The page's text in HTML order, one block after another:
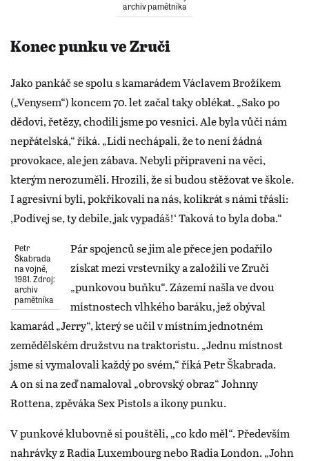
archiv pamětníka
Konec punku ve Zruči
Jako pankáč se spolu s kamarádem Václavem Brožíkem
(„Venysem“) koncem 70. let začal taky oblékat. „Sako po
dědovi, řetězy, chodili jsme po vesnici. Ale byla vůči nám
nepřátelská,“ říká. „Lidi nechápali, že to není žádná
provokace, ale jen zábava. Nebyli připraveni na věci,
kterým nerozuměli. Hrozili, že si budou stěžovat ve škole.
I agresivní byli, pokřikovali na nás, kolikrát s námi třásli:
‚Podívej se, ty debile, jak vypadáš!‘ Taková to byla doba.“
Petr
Škabrada
na vojně,
1981. Zdroj:
archiv
pamětníka
Pár spojenců se jim ale přece jen podařilo
získat mezi vrstevníky a založili ve Zruči
„punkovou buňku“. Zázemí našla ve dvou
místnostech vlhkého baráku, jež obýval
kamarád „Jerry“, který se učil v místním jednotném
zemědělském družstvu na traktoristu. „Jednu místnost
jsme si vymalovali každý po svém,“ říká Petr Škabrada.
A on si na zeď namaloval „obrovský obraz“ Johnny
Rottena, zpěváka Sex Pistols a ikony punku.
V punkové klubovně si pouštěli, „co kdo měl“. Především
nahrávky z Radia Luxembourg nebo Radia London. „John